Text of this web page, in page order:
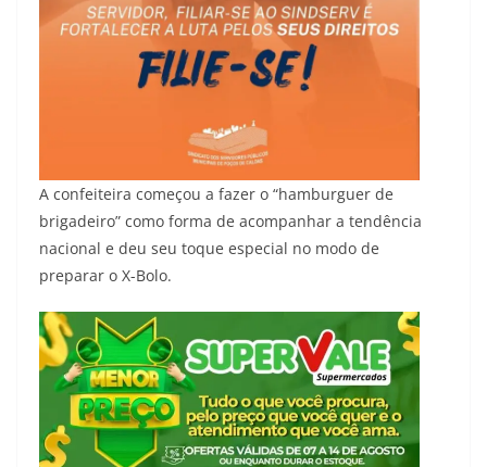
A confeiteira começou a fazer o “hamburguer de
brigadeiro” como forma de acompanhar a tendência
nacional e deu seu toque especial no modo de
preparar o X-Bolo.